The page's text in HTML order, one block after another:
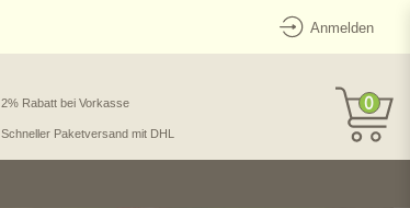
Anmelden
2% Rabatt bei Vorkasse
Schneller Paketversand mit DHL
0